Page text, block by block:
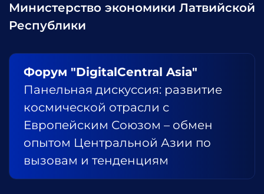
Министерство экономики Латвийской
Республики
Форум "DigitalCentral Asia"
Панельная дискуссия: развитие
космической отрасли с
Европейским Союзом – обмен
опытом Центральной Азии по
вызовам и тенденциям